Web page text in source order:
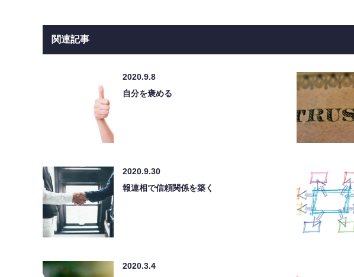
関連記事
2020.9.8
自分を褒める
2020.9.30
報連相で信頼関係を築く
2020.3.4